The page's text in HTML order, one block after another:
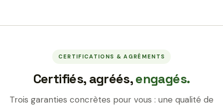
CERTIFICATIONS & AGRÉMENTS
Certifiés, agréés,engagés.
Trois garanties concrètes pour vous : une qualité de